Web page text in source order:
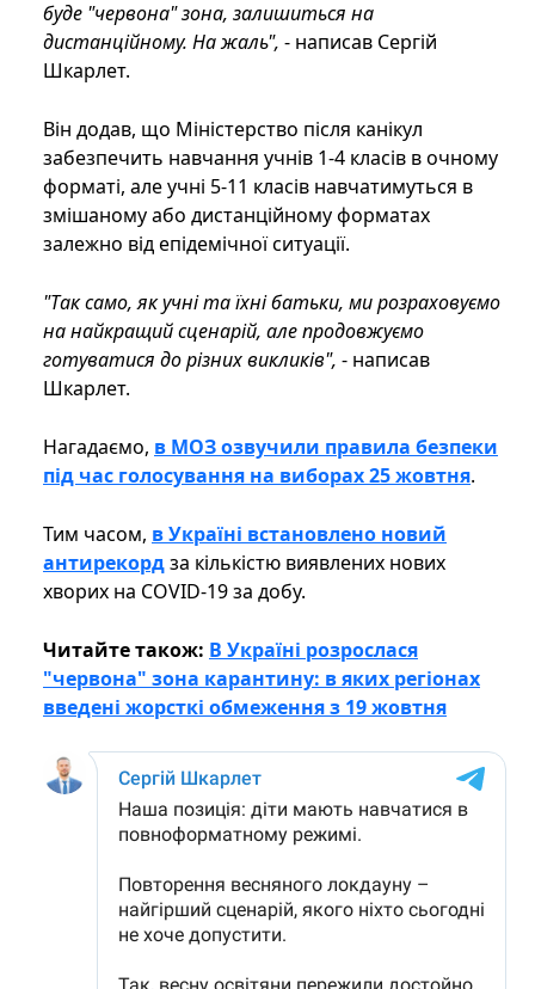
буде "червона" зона, залишиться на
дистанційному. На жаль", - написав Сергій
Шкарлет.
Він додав, що Міністерство після канікул
забезпечить навчання учнів 1-4 класів в очному
форматі, але учні 5-11 класів навчатимуться в
змішаному або дистанційному форматах
залежно від епідемічної ситуації.
"Так само, як учні та їхні батьки, ми розраховуємо
на найкращий сценарій, але продовжуємо
готуватися до різних викликів", - написав
Шкарлет.
Нагадаємо, в МОЗ озвучили правила безпеки
під час голосування на виборах 25 жовтня.
Тим часом, в Україні встановлено новий
антирекордза кількістю виявлених нових
хворих на COVID-19 за добу.
Читайте також: В Україні розрослася
"червона" зона карантину: в яких регіонах
введені жорсткі обмеження з 19 жовтня